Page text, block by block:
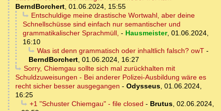
BerndBorchert, 01.06.2024, 15:55
Entschuldige meine drastische Wortwahl, aber deine
Schnellschüsse sind einfach nur semantischer und
grammatikalischer Sprachmüll, - Hausmeister, 01.06.2024,
16:10
Was ist denn grammatisch oder inhaltlich falsch? owT-
BerndBorchert, 01.06.2024, 16:27
Sorry, Chiemgau sollte sich mal zurückhalten mit
Schuldzuweisungen - Bei anderer Polizei-Ausbildung wäre es
recht sicher besser ausgegangen - Odysseus, 01.06.2024,
16:25
+1 "Schuster Chiemgau" - file closed - Brutus, 02.06.2024,